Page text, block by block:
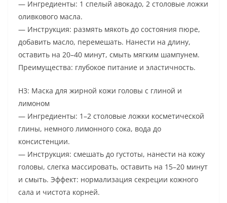
— Ингредиенты: 1 спелый авокадо, 2 столовые ложки
оливкового масла.
— Инструкция: размять мякоть до состояния пюре,
добавить масло, перемешать. Нанести на длину,
оставить на 20–40 минут, смыть мягким шампунем.
Преимущества: глубокое питание и эластичность.
H3: Маска для жирной кожи головы с глиной и
лимоном
— Ингредиенты: 1–2 столовые ложки косметической
глины, немного лимонного сока, вода до
консистенции.
— Инструкция: смешать до густоты, нанести на кожу
головы, слегка массировать, оставить на 15–20 минут
и смыть. Эффект: нормализация секреции кожного
сала и чистота корней.